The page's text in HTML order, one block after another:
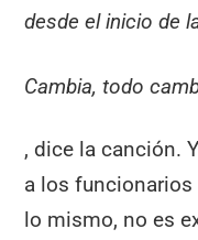
desde el inicio de
Cambia, todo
, dice la canción.
a los funcionarios
lo mismo, no es